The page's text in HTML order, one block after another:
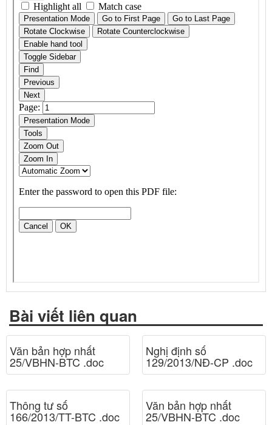
Bài viết liên quan
Văn bản hợp nhất
25/VBHN-BTC .doc
Nghị định số
129/2013/NĐ-CP .doc
Thông tư số
166/2013/TT-BTC .doc
Văn bản hợp nhất
25/VBHN-BTC .doc